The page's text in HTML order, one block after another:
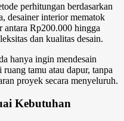
perhitungan berdasarkan
desainer interior mematok
antara Rp200.000 hingga
dan kualitas desain.
hanya ingin mendesain
ruang tamu atau dapur, tanpa
proyek secara menyeluruh.
Kebutuhan